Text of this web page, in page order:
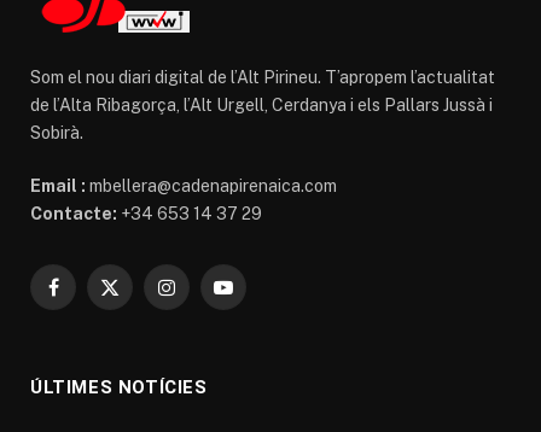
Som el nou diari digital de l’Alt Pirineu. T’apropem l’actualitat
de l’Alta Ribagorça, l’Alt Urgell, Cerdanya i els Pallars Jussà i
Sobirà.
Email : mbellera@cadenapirenaica.com
Contacte: +34 653 14 37 29
Facebook
X
InstagramYouTube
ÚLTIMES NOTÍCIES